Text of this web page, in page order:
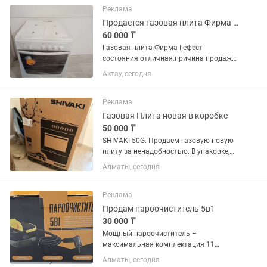
Реклама
Продается газовая плита Фирма Гефест.почти новая
60 000 ₸
Газовая плита Фирма Гефест
состояния отличная.причина продажи
переезд.
Актау, сегодня
Реклама
Газовая Плита новая в коробке
50 000 ₸
SHIVAKI 50G. Продаем газовую новую
плиту за ненадобностью. В упаковке,
не открывали. Самовывоз. Варочная
панель: газовая; Объем духовки: 65 л.;
механическое;...
Алматы, сегодня
Реклама
Продам пароочиститель 5в1
30 000 ₸
Мощный пароочиститель –
максимальная комплектация 11
насадок Универсальное решение для
Алматы, сегодня